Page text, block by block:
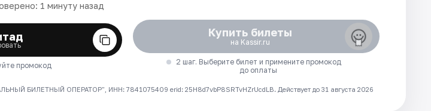
1 минуту назад
промокод
Купить билеты
на Kassir.ru
2 шаг. Выберите билет и примените промокод
до оплаты
БИЛЕТНЫЙ ОПЕРАТОР", ИНН: 7841075409 erid: 25H8d7vbP8SRTvHZrUcdLB. Действует до 31 августа 2026